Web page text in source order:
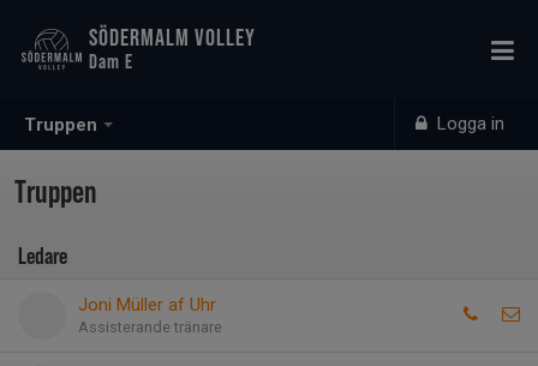
Truppen Logga in
SÖDERMALM VOLLEY
Dam E
Truppen
Ledare
Joni Müller af Uhr
Assisterande tränare